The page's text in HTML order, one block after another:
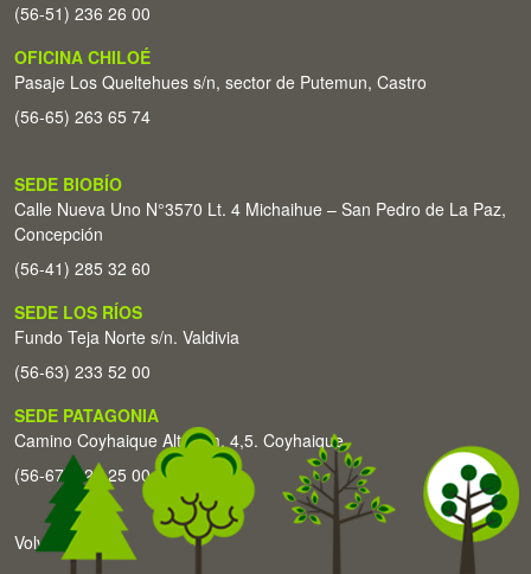
(56-51) 236 26 00
OFICINA CHILOÉ
Pasaje Los Queltehues s/n, sector de Putemun, Castro
(56-65) 263 65 74
SEDE BIOBÍO
Calle Nueva Uno N°3570 Lt. 4 Michaihue – San Pedro de La Paz,
Concepción
(56-41) 285 32 60
SEDE LOS RÍOS
Fundo Teja Norte s/n. Valdivia
(56-63) 233 52 00
SEDE PATAGONIA
Camino Coyhaique Alto Km. 4,5. Coyhaique
(56-67) 226 25 00
Volver arriba